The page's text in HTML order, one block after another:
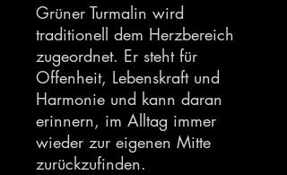
Grüner Turmalin wird
traditionell dem Herzbereich
zugeordnet. Er steht für
Offenheit, Lebenskraft und
Harmonie und kann daran
erinnern, im Alltag immer
wieder zur eigenen Mitte
zurückzufinden.